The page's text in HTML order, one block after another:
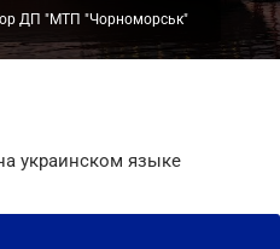
ДП "МТП "Чорноморськ"
украинском языке